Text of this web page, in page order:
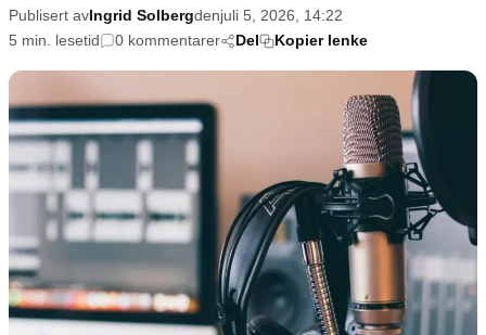
Populær
Animasjon
Sosiale medier
Musikk
Filmkveld
Soundtrack
Retningslinjer
Annonsepolicy
Etiske retningslinjer
Personvernerklæring
Redaksjonell policy
Informasjon
Publisert avIngrid Solbergdenjuli 5, 2026, 14:22
5 min. lesetid
0 kommentarer Del Kopier lenke